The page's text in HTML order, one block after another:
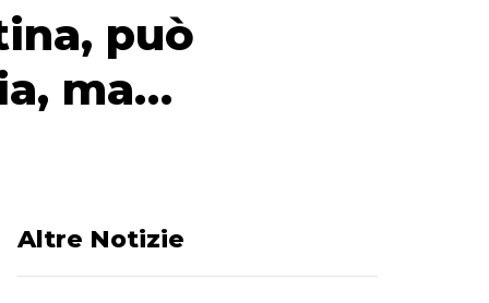
può
ma…
Altre Notizie